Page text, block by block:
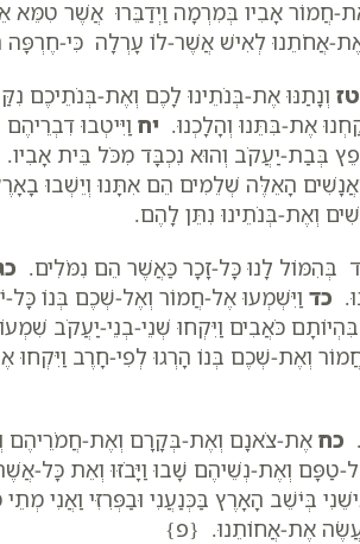
חֲמוֹר אָבִיו בְּמִרְמָה וַיְדַבֵּרוּ אֲשֶׁר טִמֵּא
אֲחֹתֵנוּ לְאִישׁ אֲשֶׁר-לוֹ עָרְלָה כִּי-חֶרְפָּה
טז וְנָתַנּוּ אֶת-בְּנֹתֵינוּ לָכֶם וְאֶת-בְּנֹתֵיכֶם
אֶת-בִּתֵּנוּ וְהָלָכְנוּ. יח וַיִּיטְבוּ
בְּבַת-יַעֲקֹב וְהוּא נִכְבָּד מִכֹּל בֵּית אָבִיו.
הָאֵלֶּה שְׁלֵמִים הֵם אִתָּנוּ וְיֵשְׁבוּ
וְאֶת-בְּנֹתֵינוּ נִתֵּן לָהֶם.
בְּהִמּוֹל לָנוּ כָּל-זָכָר כַּאֲשֶׁר הֵם נִמֹּלִים.
כד וַיִּשְׁמְעוּ אֶל-חֲמוֹר וְאֶל-שְׁכֶם בְּנוֹ כָּל-
כֹּאֲבִים וַיִּקְחוּ שְׁנֵי-בְנֵי-יַעֲקֹב
וְאֶת-שְׁכֶם בְּנוֹ הָרְגוּ לְפִי-חָרֶב וַיִּקְחוּ
כח אֶת-צֹאנָם וְאֶת-בְּקָרָם וְאֶת-חֲמֹרֵיהֶם
טַפָּם וְאֶת-נְשֵׁיהֶם שָׁבוּ וַיָּבֹזּוּ וְאֵת כָּל-
בְּיֹשֵׁב הָאָרֶץ בַּכְּנַעֲנִי וּבַפְּרִזִּי וַאֲנִי
אֶת-אֲחוֹתֵנוּ. {פ}